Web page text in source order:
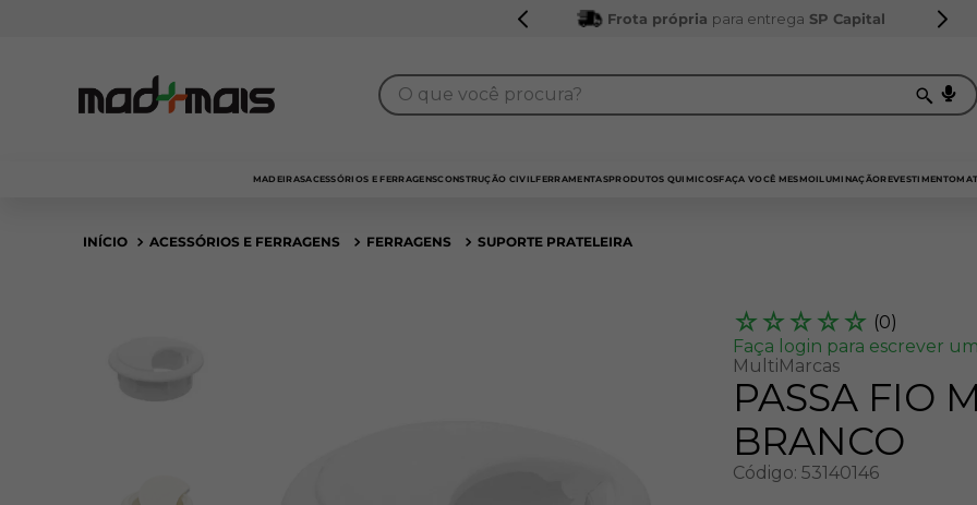
Frota própria para entrega SP Capital
O que você procura?
MADEIRASACESSÓRIOS E FERRAGENSCONSTRUÇÃO CIVILFERRAMENTASPRODUTOS QUIMICOSFAÇA VOCÊ MESMOILUMINAÇÃOREVESTIMENTO
ACESSÓRIOS E FERRAGENS FERRAGENS SUPORTE PRATELEIRA
☆ ☆ ☆ ☆ ☆ (0)
Faça login para escrever
MultiMarcas
PASSA FIO
BRANCO
Código: 53140146
1º
sarrafo
5º
napa
6º
puxador
7º
bagum
8º
mdf a4
9 º
pinus